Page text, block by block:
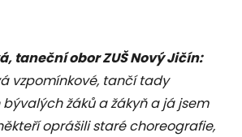
taneční obor ZUŠ Nový Jičín:
vzpomínkové, tančí tady
žáků a žákyň a já jsem
oprášili staré choreografie,